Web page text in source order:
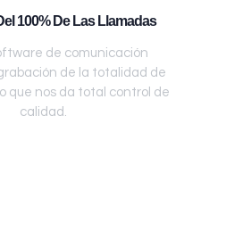
100% De Las Llamadas
de comunicación
de la totalidad de
que nos da total control de
calidad.